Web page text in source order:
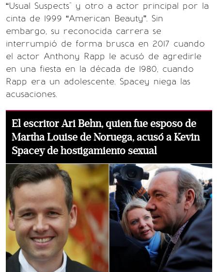
“Usual Suspects" y otro a actor principal por la
cinta de 1999 “American Beauty”. Sin
embargo, su reconocida carrera se
interrumpió de forma brusca en 2017 cuando
el actor Anthony Rapp le acusó de agredirle
en una fiesta en la década de 1980, cuando
Rapp era un adolescente. Spacey niega las
acusaciones.
El escritor Ari Behn, quien fue esposo de
Martha Louise de Noruega, acusó a Kevin
Spacey de hostigamiento sexual